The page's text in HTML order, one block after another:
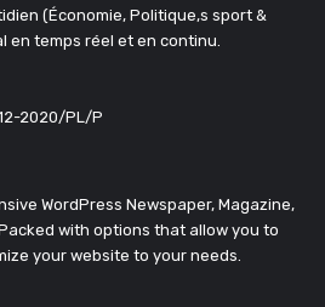
(Économie, Politique,s sport &
temps réel et en continu.
2020/PL/P
WordPress Newspaper, Magazine,
with options that allow you to
your website to your needs.